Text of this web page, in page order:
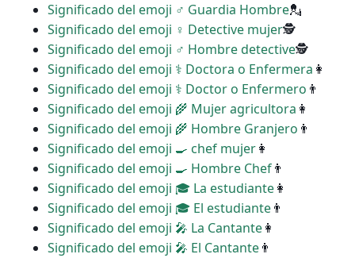
Significado del emoji ♂ Guardia Hombre💂
Significado del emoji ️‍♀️ Detective mujer🕵
Significado del emoji ♂ Hombre detective🕵
Significado del emoji ‍⚕️ Doctora o Enfermera 👩
Significado del emoji ‍⚕️ Doctor o Enfermero 👨
Significado del emoji ‍🌾 Mujer agricultora 👩
Significado del emoji ‍🌾 Hombre Granjero 👨
Significado del emoji ‍🍳 chef mujer👩
Significado del emoji ‍🍳 Hombre Chef👨
Significado del emoji ‍🎓 La estudiante👩
Significado del emoji ‍🎓 El estudiante👨
Significado del emoji ‍🎤 La Cantante👩
Significado del emoji ‍🎤 El Cantante👨